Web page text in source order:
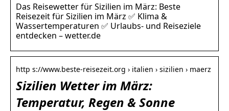
Das Reisewetter für Sizilien im März: Beste
Reisezeit für Sizilien im März ✅ Klima &
Wassertemperaturen ✅ Urlaubs- und Reiseziele
entdecken – wetter.de
http s://www.beste-reisezeit.org › italien › sizilien › maerz
Sizilien Wetter im März:
Temperatur, Regen & Sonne